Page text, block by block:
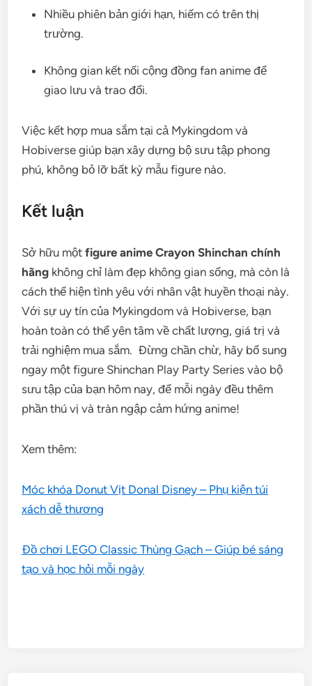
Nhiều phiên bản giới hạn, hiếm có trên thị
trường.
Không gian kết nối cộng đồng fan anime để
giao lưu và trao đổi.
Việc kết hợp mua sắm tại cả Mykingdom và
Hobiverse giúp bạn xây dựng bộ sưu tập phong
phú, không bỏ lỡ bất kỳ mẫu figure nào.
Kết luận
Sở hữu mộtfigure anime Crayon Shinchan chính
hãng không chỉ làm đẹp không gian sống, mà còn là
cách thể hiện tình yêu với nhân vật huyền thoại này.
Với sự uy tín của Mykingdom và Hobiverse, bạn
hoàn toàn có thể yên tâm về chất lượng, giá trị và
trải nghiệm mua sắm. Đừng chần chừ, hãy bổ sung
ngay một figure Shinchan Play Party Series vào bộ
sưu tập của bạn hôm nay, để mỗi ngày đều thêm
phần thú vị và tràn ngập cảm hứng anime!
Xem thêm:
Móc khóa Donut Vịt Donal Disney – Phụ kiện túi
xách dễ thương
Đồ chơi LEGO Classic Thùng Gạch – Giúp bé sáng
tạo và học hỏi mỗi ngày